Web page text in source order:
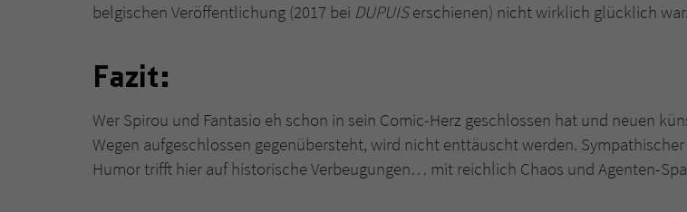
belgischen Veröffentlichung (2017 bei DUPUISerschienen) nicht wirklich glücklich war.
Fazit:
Wer Spirou und Fantasio eh schon in sein Comic-Herz geschlossen hat und neuen
Wegen aufgeschlossen gegenübersteht, wird nicht enttäuscht werden.
Humor trifft hier auf historische Verbeugungen… mit reichlich Chaos und Agenten-